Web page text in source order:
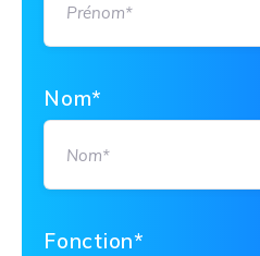
Nom*
Fonction*